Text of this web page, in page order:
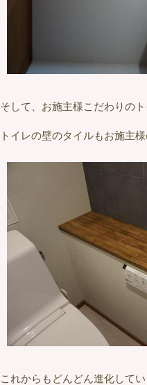
そして、お施主様こだわりのト
トイレの壁のタイルもお施主様
これからもどんどん進化してい